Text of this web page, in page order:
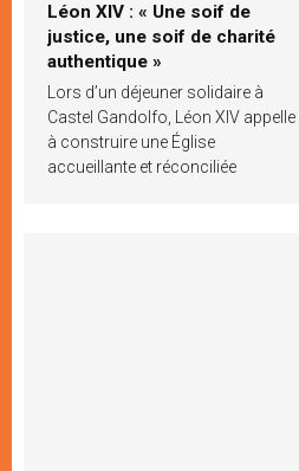
Léon XIV : « Une soif de
justice, une soif de charité
authentique »
Lors d’un déjeuner solidaire à
Castel Gandolfo, Léon XIV appelle
à construire une Église
accueillante et réconciliée